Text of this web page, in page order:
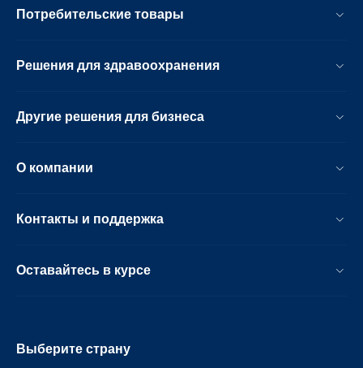
Потребительские товары
Решения для здравоохранения
Другие решения для бизнеса
О компании
Контакты и поддержка
Оставайтесь в курсе
Выберите страну